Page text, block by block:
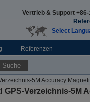
Vertrieb & Support
Select
Referenzen
Suche
5M Accuracy
GPS-Verzeichnis-5M